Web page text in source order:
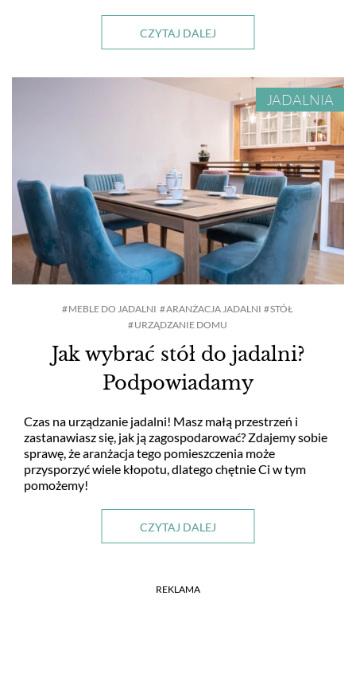
CZYTAJ DALEJ
JADALNIA
Jak wybrać stół do jadalni?
Podpowiadamy
Czas na urządzanie jadalni! Masz małą przestrzeń i
zastanawiasz się, jak ją zagospodarować? Zdajemy sobie
sprawę, że aranżacja tego pomieszczenia może
przysporzyć wiele kłopotu, dlatego chętnie Ci w tym
pomożemy!
CZYTAJ DALEJ
MEBLE DO JADALNI ARANŻACJA JADALNI
STÓŁ
URZĄDZANIE DOMU
REKLAMA